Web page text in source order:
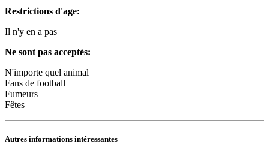
Restrictions d'age:
Il n'y en a pas
Ne sont pas acceptés:
N'importe quel animal
Fans de football
Fumeurs
Fêtes
Autres informations intéressantes